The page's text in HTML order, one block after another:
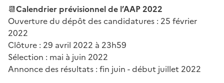
📆Calendrier prévisionnel de l’AAP 2022
Ouverture du dépôt des candidatures : 25 février
2022
Clôture : 29 avril 2022 à 23h59
Sélection : mai à juin 2022
Annonce des résultats : fin juin - début juillet 2022